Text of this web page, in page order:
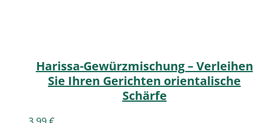
Harissa-Gewürzmischung – Verleihen
Sie Ihren Gerichten orientalische
Schärfe